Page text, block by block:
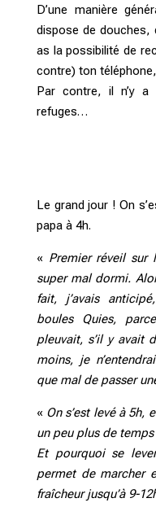
D’une manière
dispose de douches,
as la possibilité de
contre) ton
Par contre, il n’y
refuges…
Le grand jour ! On
papa à 4h.
« Premier réveil sur
super mal dormi.
fait, j’avais
boules Quies,
pleuvait, s’il y avait
moins, je
que mal de passer
« On s’est levé à 5h,
un peu plus de
Et pourquoi se
permet de marcher
fraîcheur jusqu’à 9-